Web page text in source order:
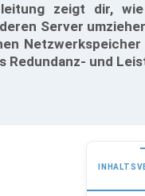
zeigt dir,
Server
Redundanz- und